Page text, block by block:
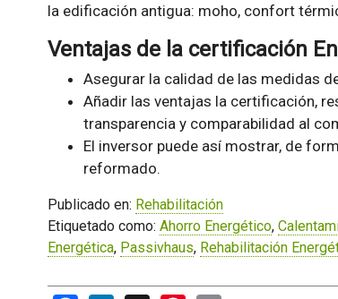
la edificación antigua: moho, confort
Ventajas de la certificación
Asegurar la calidad de las medidas
Añadir las ventajas la certificación,
transparencia y comparabilidad al
El inversor puede así mostrar, de
reformado.
Publicado en: Rehabilitación
Etiquetado como: Ahorro Energético,
Energética, Passivhaus, Rehabilitación